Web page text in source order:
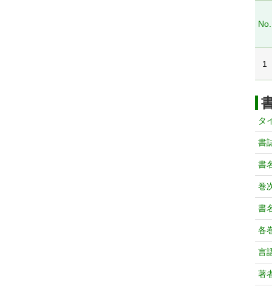
No.
1
タ
書
書
巻
書
各
言
著